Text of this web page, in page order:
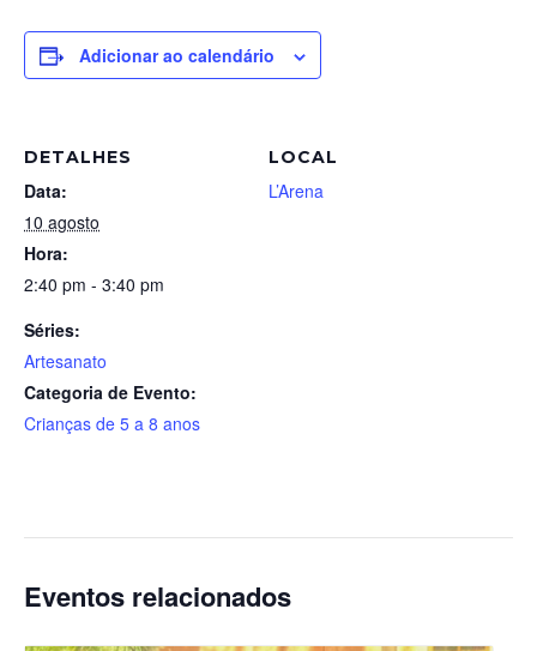
Adicionar ao calendário
DETALHES
Data:
10 agosto
Hora:
2:40 pm - 3:40 pm
Séries:
Artesanato
Categoria de Evento:
Crianças de 5 a 8 anos
LOCAL
L’Arena
Eventos relacionados